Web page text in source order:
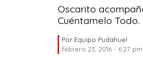
Oscarito
Cuéntamelo
Por Equipo Pudahuel
febrero 23, 2016 - 6:27 pm